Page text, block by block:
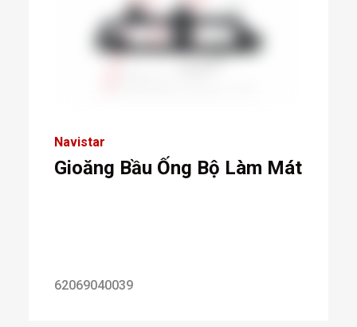
Navistar
Gioăng Bầu Ống Bộ Làm Mát
62069040039